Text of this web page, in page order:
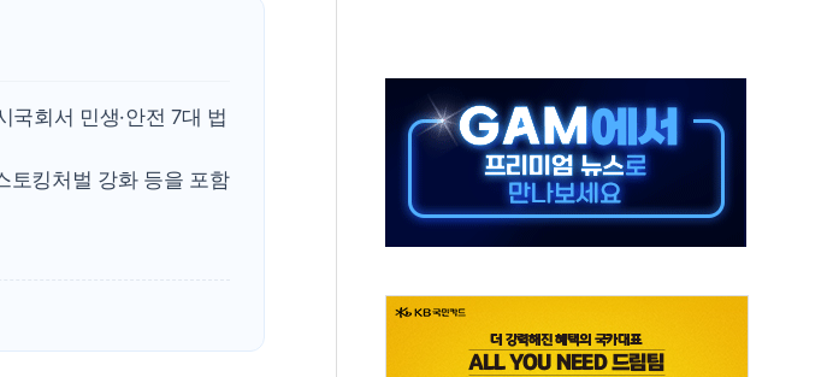
회서 민생·안전 7대 법
토킹처벌 강화 등을 포함